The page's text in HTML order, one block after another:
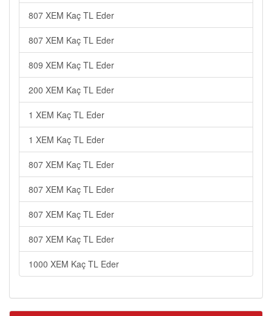
807 XEM Kaç TL Eder
807 XEM Kaç TL Eder
809 XEM Kaç TL Eder
200 XEM Kaç TL Eder
1 XEM Kaç TL Eder
1 XEM Kaç TL Eder
807 XEM Kaç TL Eder
807 XEM Kaç TL Eder
807 XEM Kaç TL Eder
807 XEM Kaç TL Eder
1000 XEM Kaç TL Eder